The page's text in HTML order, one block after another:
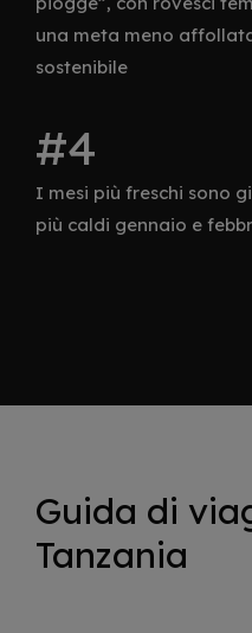
una meta meno
sostenibile
I mesi più freschi sono
più caldi gennaio e
Guida di
Tanzania